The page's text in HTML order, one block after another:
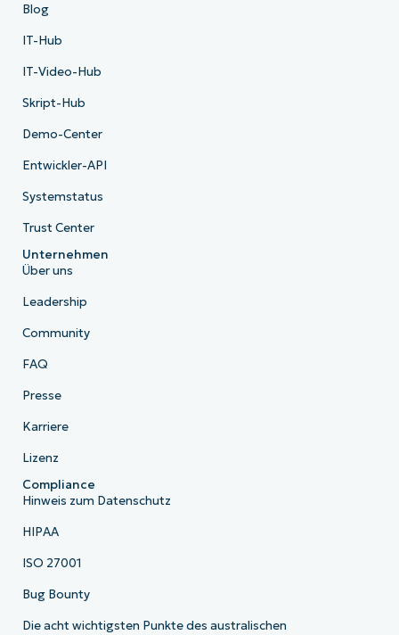
Blog
IT-Hub
IT-Video-Hub
Skript-Hub
Demo-Center
Entwickler-API
Systemstatus
Trust Center
Unternehmen
Über uns
Leadership
Community
FAQ
Presse
Karriere
Lizenz
Compliance
Hinweis zum Datenschutz
HIPAA
ISO 27001
Bug Bounty
Die acht wichtigsten Punkte des australischen